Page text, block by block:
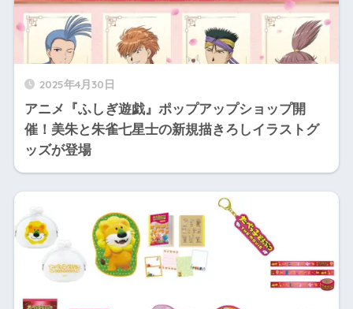
2025年4月30日
アニメ『ふしぎ遊戯』ポップアップショップ開
催！美朱と朱雀七星士の新規描きろしイラストグ
ッズが登場